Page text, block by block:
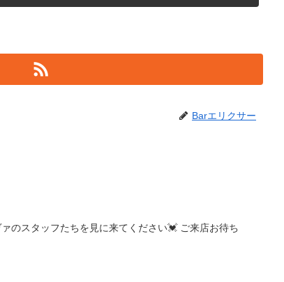
Barエリクサー
のスタッフたちを見に来てください💓 ご来店お待ち